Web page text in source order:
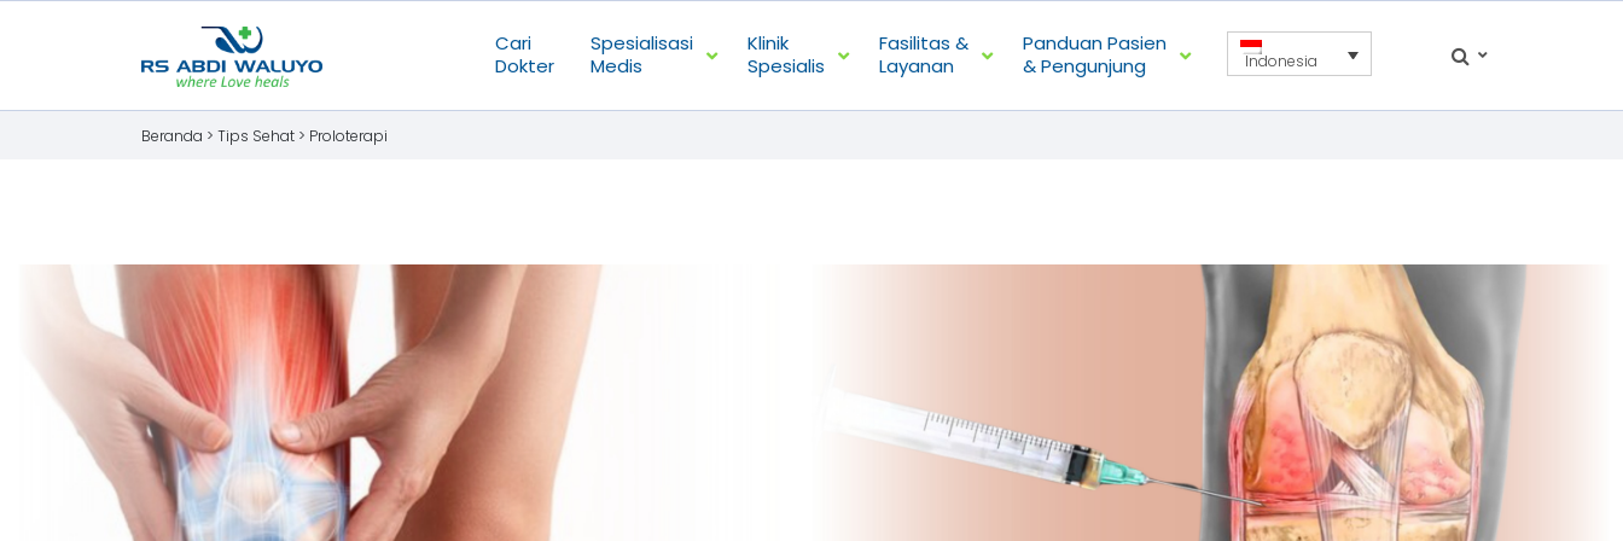
Cari
Dokter
Spesialisasi
Medis
Klinik
Spesialis
Fasilitas &
Layanan
Panduan Pasien
& Pengunjung
Indonesia
Beranda > Tips Sehat > Proloterapi